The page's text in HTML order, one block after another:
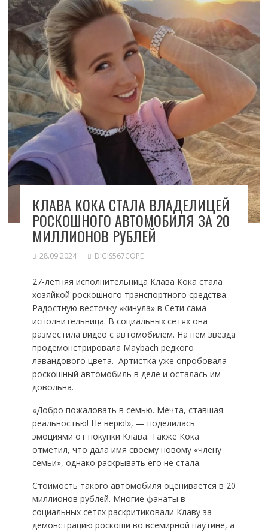
КЛАВА КОКА СТАЛА ВЛАДЕЛИЦЕЙ
РОСКОШНОГО АВТОМОБИЛЯ ЗА 20
МИЛЛИОНОВ РУБЛЕЙ
28.09.2024 DIGIS567COPE
27-летняя исполнительница Клава Кока стала
хозяйкой роскошного транспортного средства.
Радостную весточку «кинула» в Сети сама
исполнительница. В социальных сетях она
разместила видео с автомобилем. На нем звезда
продемонстрировала Maybach редкого
лавандового цвета. Артистка уже опробовала
роскошный автомобиль в деле и осталась им
довольна.
«Добро пожаловать в семью. Мечта, ставшая
реальностью! Не верю!», — поделилась
эмоциями от покупки Клава. Также Кока
отметил, что дала имя своему новому «члену
семьи», однако раскрывать его не стала.
Стоимость такого автомобиля оценивается в 20
миллионов рублей. Многие фанаты в
социальных сетях раскритиковали Клаву за
демонстрацию роскоши во всемирной паутине, а